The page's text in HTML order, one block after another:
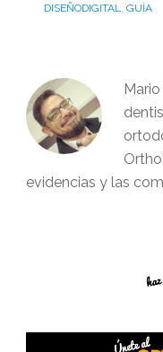
DISEÑODIGITAL
GUÌA
evidencias y las